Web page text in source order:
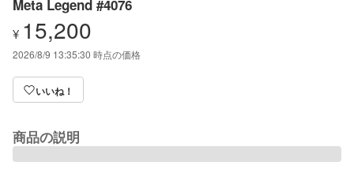
Meta Legend #4076
¥ 15,200
2026/8/9 13:35:30 時点の価格
いいね！
商品の説明